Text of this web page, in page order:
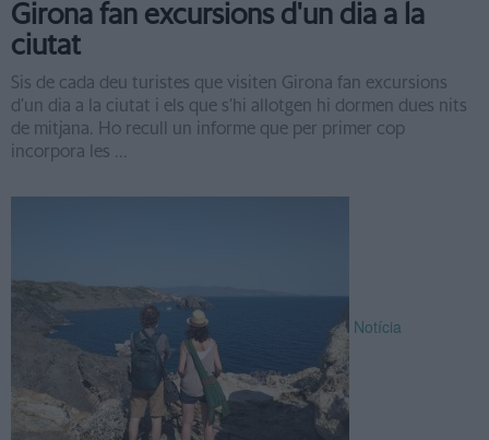
Girona fan excursions d'un dia a la
ciutat
Sis de cada deu turistes que visiten Girona fan excursions
d’un dia a la ciutat i els que s’hi allotgen hi dormen dues nits
de mitjana. Ho recull un informe que per primer cop
incorpora les ...
Notícia